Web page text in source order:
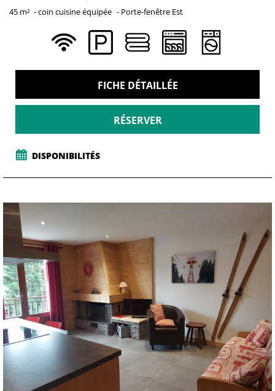
45 m² coin cuisine équipée Porte-fenêtre Est
FICHE DÉTAILLÉE
RÉSERVER
DISPONIBILITÉS